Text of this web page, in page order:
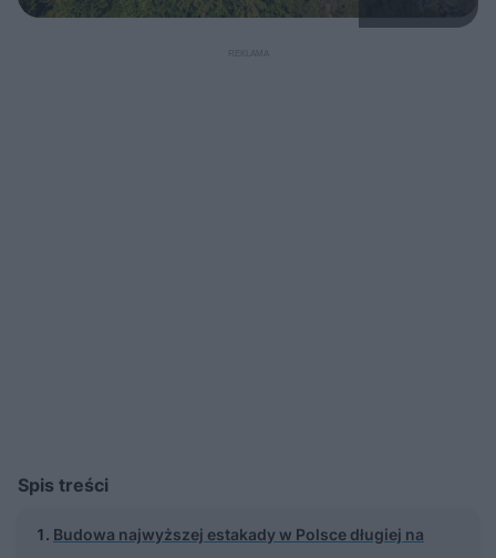
Spis treści
Budowa najwyższej estakady w Polsce długiej na